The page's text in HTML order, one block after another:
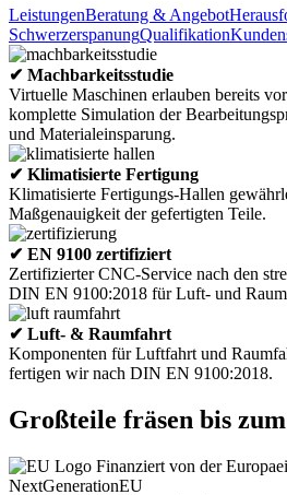
LeistungenBeratung & Angebot
SchwerzerspanungQualifikation
✔ Machbarkeitsstudie
Virtuelle Maschinen erlauben bereits
komplette Simulation der
und Materialeinsparung.
✔ Klimatisierte Fertigung
Klimatisierte Fertigungs-Hallen
Maßgenauigkeit der gefertigten Teile.
✔ EN 9100 zertifiziert
Zertifizierter CNC-Service nach den
DIN EN 9100:2018 für Luft- und
✔ Luft- & Raumfahrt
Komponenten für Luftfahrt und
fertigen wir nach DIN EN 9100:2018.
Großteile fräsen bis